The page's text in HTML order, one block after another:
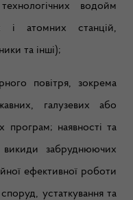
водойм
і атомних станцій,
та інші);
повітря, зокрема
галузевих або
програм; наявності та
забруднюючих
ефективної роботи
устаткування та